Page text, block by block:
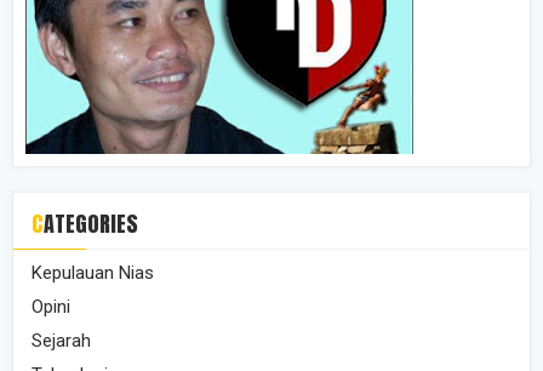
CATEGORIES
Kepulauan Nias
Opini
Sejarah